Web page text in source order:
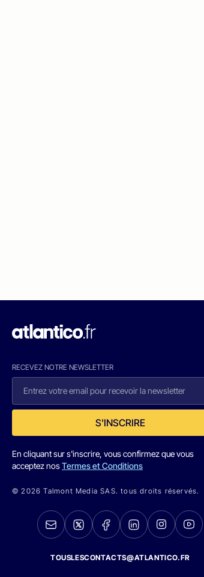
RECEVEZ NOTRE NEWSLETTER
S'INSCRIRE
En cliquant sur s'inscrire, vous confirmez que vous
acceptez nosTermes et Conditions
© 2026 Talmont Media SAS. tous droits réservés.
TOUSLESCONTACTS@ATLANTICO.FR